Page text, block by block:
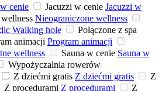
cenie Jacuzzi w cenie Jacuzzi w
Nieograniczone wellness
Walking hole
Połączone z spa
animacji Program animacji
wellness Sauna w cenie Sauna w
Wypożyczalnia rowerów
Z dziećmi gratis Z dziećmi gratis
Z
Z procedurami Z procedurami
Z